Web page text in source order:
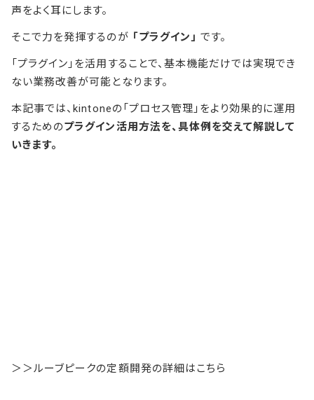
声をよく耳にします。
そこで力を発揮するのが 「プラグイン」 です。
「プラグイン」を活用することで、基本機能だけでは実現でき
ない業務改善が可能となります。
本記事では、kintoneの「プロセス管理」をより効果的に運用
するためのプラグイン活用方法を、具体例を交えて解説して
いきます。
＞＞ルーブピークの定額開発の詳細はこちら